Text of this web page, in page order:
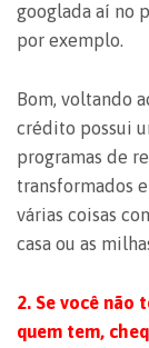
googlada aí no
por exemplo.
Bom, voltando
crédito possui
programas de
transformados
várias coisas
casa ou as
2. Se você não
quem tem,